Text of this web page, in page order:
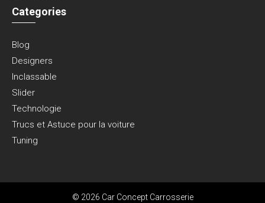
Categories
Blog
Designers
Inclassable
Slider
Technologie
Trucs et Astuce pour la voiture
Tuning
© 2026 Car Concept Carrosserie